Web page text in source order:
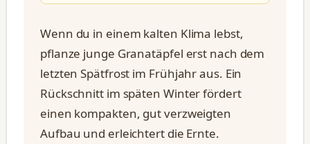
Wenn du in einem kalten Klima lebst,
pflanze junge Granatäpfel erst nach dem
letzten Spätfrost im Frühjahr aus. Ein
Rückschnitt im späten Winter fördert
einen kompakten, gut verzweigten
Aufbau und erleichtert die Ernte.